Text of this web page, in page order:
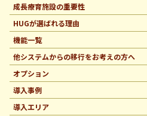
成長療育施設の重要性
HUGが選ばれる理由
機能一覧
他システムからの移行をお考えの方へ
オプション
導入事例
導入エリア